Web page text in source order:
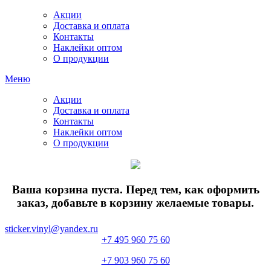
Акции
Доставка и оплата
Контакты
Наклейки оптом
О продукции
Меню
Акции
Доставка и оплата
Контакты
Наклейки оптом
О продукции
Ваша корзина пуста. Перед тем, как оформить
заказ, добавьте в корзину желаемые товары.
sticker.vinyl@yandex.ru
+7 495 960 75 60
+7 903 960 75 60